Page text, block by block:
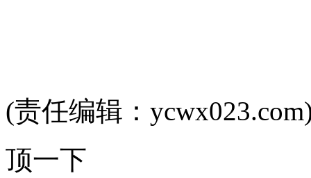
(责任编辑：
顶一下